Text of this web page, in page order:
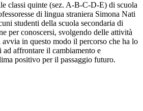
classi quinte (sez. A-B-C-D-E) di scuola
di lingua straniera Simona Nati
studenti della scuola secondaria di
per conoscersi, svolgendo delle attività
in questo modo il percorso che ha lo
affrontare il cambiamento e
positivo per il passaggio futuro.